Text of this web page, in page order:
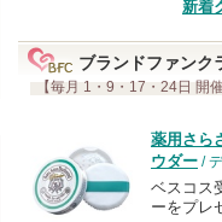
メ
バ
ー
お
に
新着
ブランドファンク
【毎月 1・9・17・24日 開催
薬用さら
ウダー /
ベスコス
ーをプレ